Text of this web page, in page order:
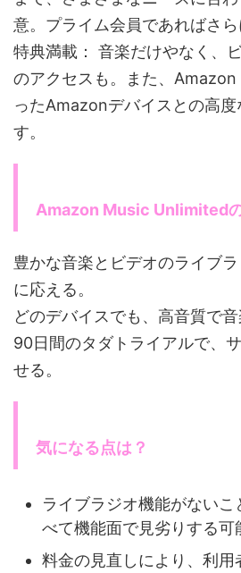
意。プライム会員であればさら
特典満載： 音楽だけやなく、
のアクセスも。また、
ったAmazonデバイスとの高度
す。
Amazon Music Unlimitedの
豊かな音楽とビデオのライブ
に応える。
どのデバイスでも、高音質で音
90日間のタダトライアルで、
せる。
気になる点は？
ライブラジオ機能がない
べて機能面で見劣りする可
料金の見直しにより、利用